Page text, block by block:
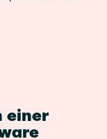
einer